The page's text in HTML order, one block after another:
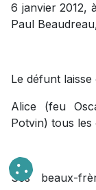
6 janvier 2012,
Paul
Le défunt
Alice (feu
Potvin) tous les
Ses beaux-